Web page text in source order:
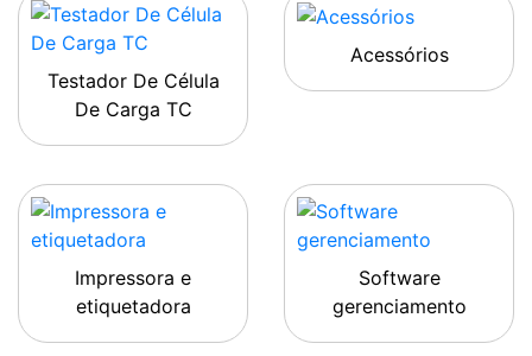
Testador De Célula
De Carga TC
Acessórios
Impressora e
etiquetadora
Software
gerenciamento